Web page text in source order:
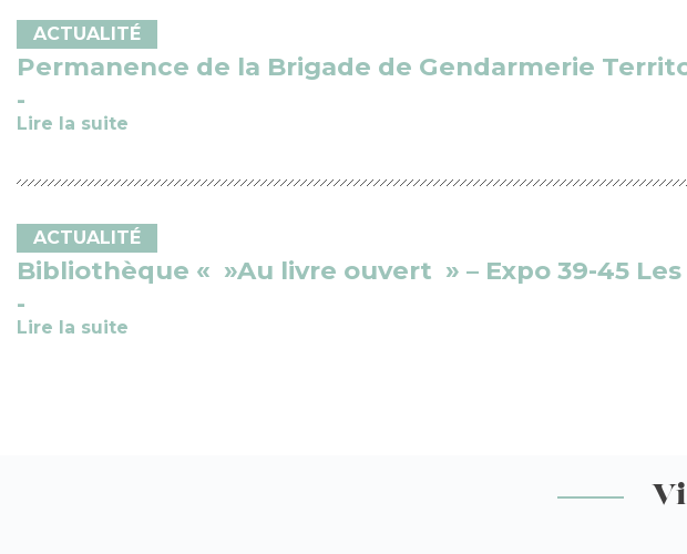
ACTUALITÉ
Permanence de la Brigade de Gendarmerie
Lire la suite
ACTUALITÉ
Bibliothèque « »Au livre ouvert » – Expo 39-45
Lire la suite